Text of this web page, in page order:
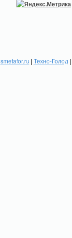
smetafor.ru | Техно-Голод |